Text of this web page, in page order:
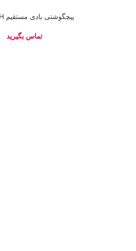
پیچگوشتی بادی مستقیم GP-861H